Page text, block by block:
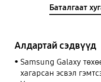
Баталгаат
Алдартай сэдвүүд
Samsung Galaxy
хагарсан эсвэл